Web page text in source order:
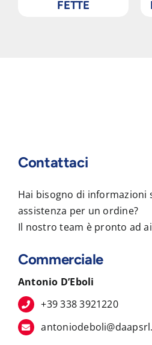
FETTE
Contattaci
Hai bisogno di
assistenza per un ordine?
Il nostro team è pronto ad
Commerciale
Antonio D’Eboli
+39 338 3921220